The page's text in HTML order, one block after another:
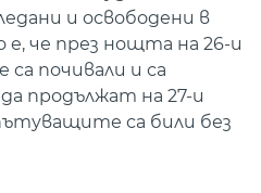
и освободени в
че през нощта на 26-и
почивали и са
продължат на 27-и
са били без